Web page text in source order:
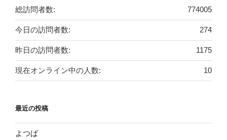
774005
総訪問者数:
274
今日の訪問者数:
1175
昨日の訪問者数:
10
現在オンライン中の人数:
最近の投稿
よつば